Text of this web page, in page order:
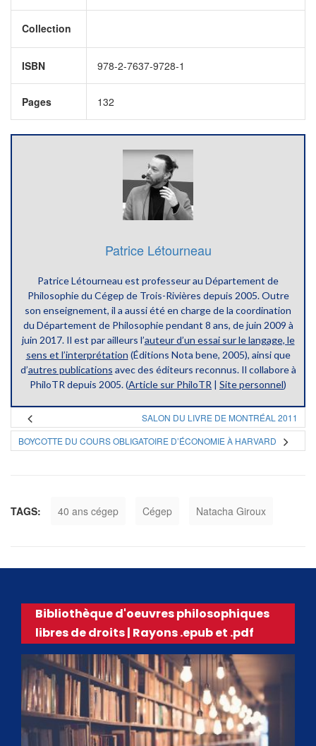
Collection
ISBN 978-2-7637-9728-1
Pages 132
Patrice Létourneau
Patrice Létourneau est professeur au Département de
Philosophie du Cégep de Trois-Rivières depuis 2005. Outre
son enseignement, il a aussi été en charge de la coordination
du Département de Philosophie pendant 8 ans, de juin 2009 à
juin 2017. Il est par ailleurs l’auteur d’un essai sur le langage, le
sens et l’interprétation (Éditions Nota bene, 2005), ainsi que
d’autres publications avec des éditeurs reconnus. Il collabore à
PhiloTR depuis 2005. (Article sur PhiloTR | Site personnel)
SALON DU LIVRE DE MONTRÉAL 2011
BOYCOTTE DU COURS OBLIGATOIRE D’ÉCONOMIE À HARVARD
TAGS: 40 ans cégep Cégep Natacha Giroux
Bibliothèque d'oeuvres philosophiques
libres de droits | Rayons .epub et .pdf